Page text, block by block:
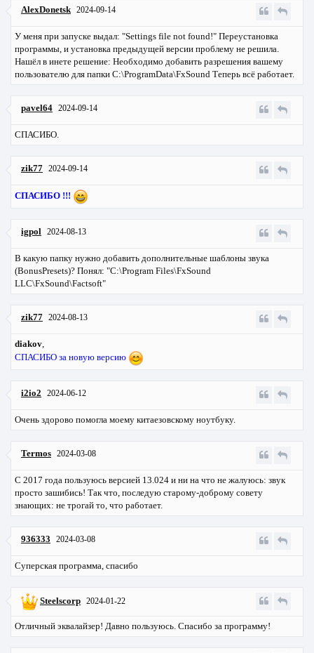
AlexDonetsk 2024-09-14
У меня при запуске выдал: "Settings file not found!" Переустановка
программы, и установка предыдущей версии проблему не решила.
Нашёл в инете решение: Необходимо добавить разрешения вашему
пользователю для папки C:\ProgramData\FxSound Теперь всё работает.
pavel64 2024-09-14
СПАСИБО.
zik77 2024-09-14
СПАСИБО !!!
igpol 2024-08-13
В какую папку нужно добавить дополнительные шаблоны звука
(BonusPresets)? Понял: "C:\Program Files\FxSound
LLC\FxSound\Factsoft"
zik77 2024-08-13
diakov
СПАСИБО за новую версию
i2io2 2024-06-12
Очень здорово помогла моему китаезовскому ноутбуку.
Termos 2024-03-08
С 2017 года пользуюсь версией 13.024 и ни на что не жалуюсь: звук
просто зашибись! Так что, последую старому-доброму совету
знающих: не трогай то, что работает.
936333 2024-03-08
Суперская программа, спасибо
Steelscorp 2024-01-22
Отличный эквалайзер! Давно пользуюсь. Спасибо за программу!